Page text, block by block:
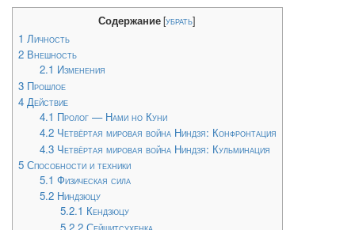
Содержание[убрать]
1 Личность
2 Внешность
2.1 Изменения
3 Прошлое
4 Действие
4.1 Пролог — Нами но Куни
4.2 Четвёртая мировая война Ниндзя: Конфронтация
4.3 Четвёртая мировая война Ниндзя: Кульминация
5 Способности и техники
5.1 Физическая сила
5.2 Ниндзюцу
5.2.1 Кендзюцу